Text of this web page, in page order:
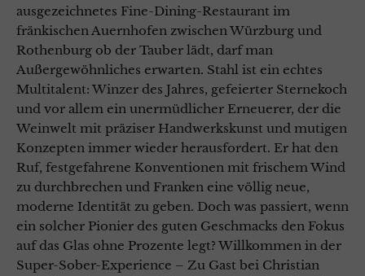
ausgezeichnetes Fine-Dining-Restaurant im
fränkischen Auernhofen zwischen Würzburg und
Rothenburg ob der Tauber lädt, darf man
Außergewöhnliches erwarten. Stahl ist ein echtes
Multitalent: Winzer des Jahres, gefeierter Sternekoch
und vor allem ein unermüdlicher Erneuerer, der die
Weinwelt mit präziser Handwerkskunst und mutigen
Konzepten immer wieder herausfordert. Er hat den
Ruf, festgefahrene Konventionen mit frischem Wind
zu durchbrechen und Franken eine völlig neue,
moderne Identität zu geben. Doch was passiert, wenn
ein solcher Pionier des guten Geschmacks den Fokus
auf das Glas ohne Prozente legt? Willkommen in der
Super-Sober-Experience – Zu Gast bei Christian